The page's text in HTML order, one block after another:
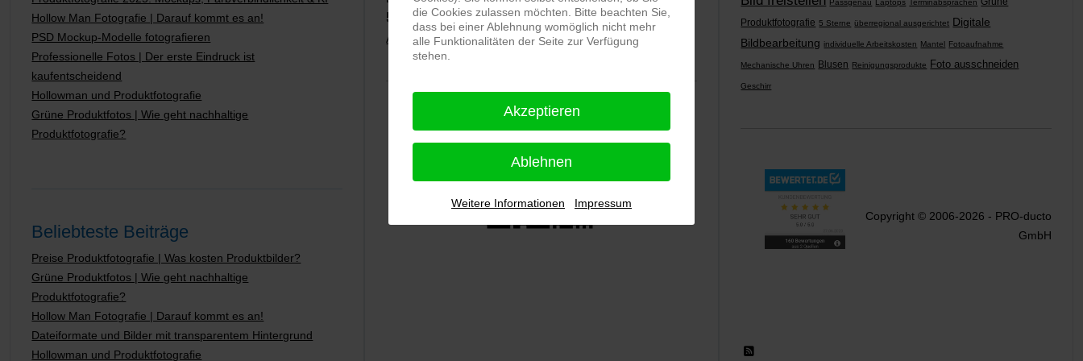
Hollow Man Fotografie | Darauf kommt es an!
PSD Mockup-Modelle fotografieren
Professionelle Fotos | Der erste Eindruck ist
kaufentscheidend
Hollowman und Produktfotografie
Grüne Produktfotos | Wie geht nachhaltige
Produktfotografie?
Beliebteste Beiträge
Preise Produktfotografie | Was kosten Produktbilder?
Grüne Produktfotos | Wie geht nachhaltige
Produktfotografie?
Hollow Man Fotografie | Darauf kommt es an!
Dateiformate und Bilder mit transparentem Hintergrund
Hollowman und Produktfotografie
5,0 ⭐⭐⭐⭐⭐bei 144 Google-Rezensionen (Stand 02.01.2026)
Alle Rezensionen ansehen|Bewertung abgeben
Passgenau Laptops Terminabsprachen
Produktfotografie 5 Sterne überregional ausgerichtet Digitale
Bildbearbeitung individuelle Arbeitskosten Mantel Fotoaufnahme
Mechanische Uhren Blusen Reinigungsprodukte Foto ausschneiden
Geschirr
Copyright © 2006-2026 - PRO-ducto
GmbH
die Cookies zulassen möchten. Bitte beachten Sie,
dass bei einer Ablehnung womöglich nicht mehr
alle Funktionalitäten der Seite zur Verfügung
stehen.
Akzeptieren
Ablehnen
Weitere Informationen Impressum